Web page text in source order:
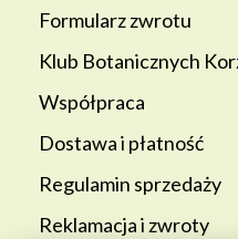
Formularz zwrotu
Klub Botanicznych
Współpraca
Dostawa i płatność
Regulamin sprzedaży
Reklamacja i zwroty